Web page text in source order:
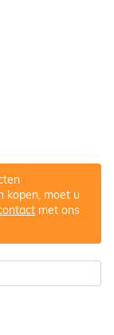
kopen, moet u
met ons